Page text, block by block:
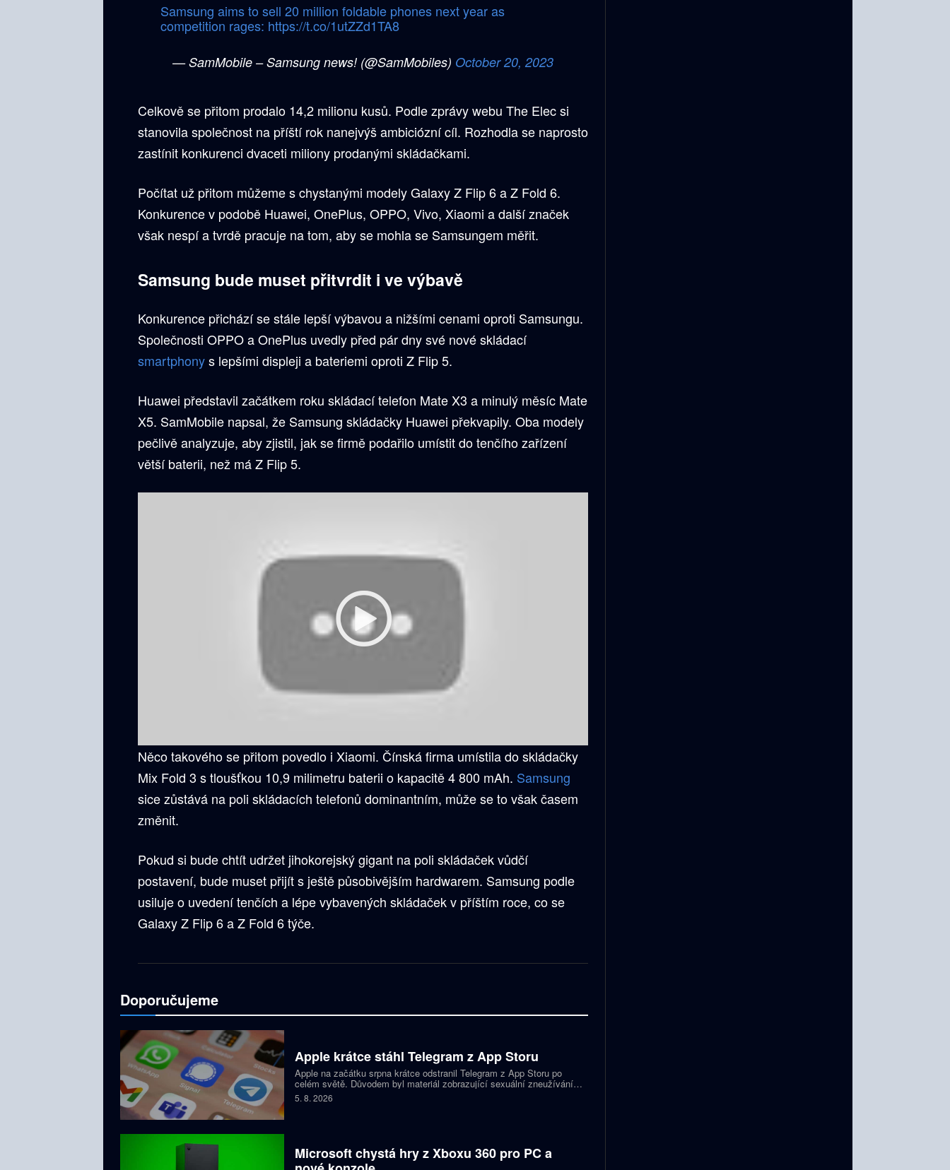
Samsung aims to sell 20 million foldable phones next year as
competition rages: https://t.co/1utZZd1TA8
— SamMobile – Samsung news! (@SamMobiles) October 20, 2023
Celkově se přitom prodalo 14,2 milionu kusů. Podle zprávy webu The Elec si
stanovila společnost na příští rok nanejvýš ambiciózní cíl. Rozhodla se naprosto
zastínit konkurenci dvaceti miliony prodanými skládačkami.
Počítat už přitom můžeme s chystanými modely Galaxy Z Flip 6 a Z Fold 6.
Konkurence v podobě Huawei, OnePlus, OPPO, Vivo, Xiaomi a další značek
však nespí a tvrdě pracuje na tom, aby se mohla se Samsungem měřit.
Samsung bude muset přitvrdit i ve výbavě
Konkurence přichází se stále lepší výbavou a nižšími cenami oproti Samsungu.
Společnosti OPPO a OnePlus uvedly před pár dny své nové skládací
smartphonys lepšími displeji a bateriemi oproti Z Flip 5.
Huawei představil začátkem roku skládací telefon Mate X3 a minulý měsíc Mate
X5. SamMobile napsal, že Samsung skládačky Huawei překvapily. Oba modely
pečlivě analyzuje, aby zjistil, jak se firmě podařilo umístit do tenčího zařízení
větší baterii, než má Z Flip 5.
Něco takového se přitom povedlo i Xiaomi. Čínská firma umístila do skládačky
Mix Fold 3 s tloušťkou 10,9 milimetru baterii o kapacitě 4 800 mAh. Samsung
sice zůstává na poli skládacích telefonů dominantním, může se to však časem
změnit.
Pokud si bude chtít udržet jihokorejský gigant na poli skládaček vůdčí
postavení, bude muset přijít s ještě působivějším hardwarem. Samsung podle
usiluje o uvedení tenčích a lépe vybavených skládaček v příštím roce, co se
Galaxy Z Flip 6 a Z Fold 6 týče.
Doporučujeme
Apple krátce stáhl Telegram z App Storu
Apple na začátku srpna krátce odstranil Telegram z App Storu po
celém světě. Důvodem byl materiál zobrazující sexuální zneužívání
dětí, který podle firmy sdílel jeden uživatel. Telegram účet rychle
zablokoval a aplikace se ještě během stejného dne do obchodu vrátila.
5. 8. 2026
Microsoft chystá hry z Xboxu 360 pro PC a